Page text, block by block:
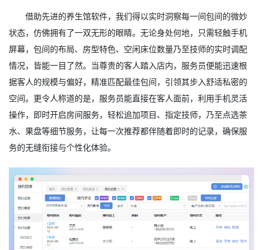
借助先进的养生馆软件，我们得以实时洞察每一间包间的微妙
状态，仿佛拥有了一双无形的眼睛。无论身处何地，只需轻触手机
屏幕，包间的布局、房型特色、空闲床位数量乃至技师的实时调配
情况，皆能一目了然。当尊贵的客人踏入店内，服务员便能迅速根
据客人的规模与偏好，精准匹配最佳包间，引领其步入舒适私密的
空间。更令人称道的是，服务员能直接在客人面前，利用手机灵活
操作，即时开启房间服务，轻松追加项目、指定技师，乃至点选茶
水、果盘等细节服务，让每一次推荐都伴随着即时的记录，确保服
务的无缝衔接与个性化体验。